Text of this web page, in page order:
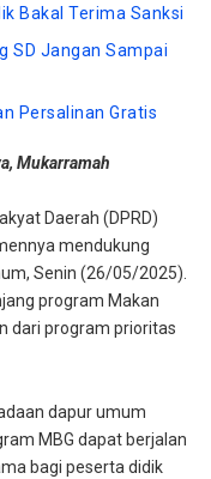
Bakal Terima Sanksi
SD Jangan Sampai
Persalinan Gratis
Mukarramah
Daerah (DPRD)
mendukung
Senin (26/05/2025).
program Makan
dari program prioritas
dapur umum
MBG dapat berjalan
bagi peserta didik